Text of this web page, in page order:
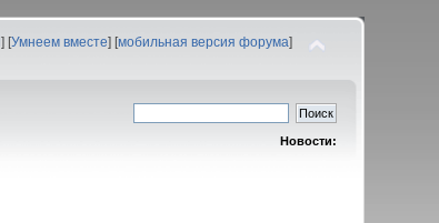
] [Умнеем вместе] [мобильная версия форума]
Новости: